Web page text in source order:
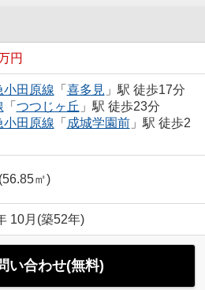
円
小田原線 「 喜多見 」駅 徒歩17分
「 つつじヶ丘 」駅 徒歩23分
小田原線 「 成城学園前」駅 徒歩2
㎡)
10月(築52年)
い合わせ(無料)